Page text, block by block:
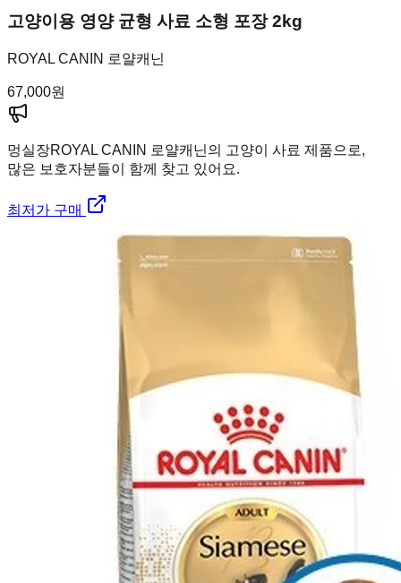
고양이용 영양 균형 사료 소형 포장 2kg
ROYAL CANIN 로얄캐닌
67,000원
멍실장ROYAL CANIN 로얄캐닌의 고양이 사료 제품으로,
많은 보호자분들이 함께 찾고 있어요.
최저가 구매